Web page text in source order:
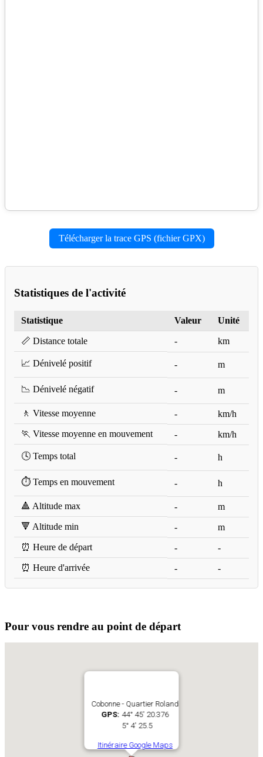
Télécharger la trace GPS (fichier GPX)
Statistiques de l'activité
Statistique Valeur Unité
📏 Distance totale - km
📈 Dénivelé positif - m
📉 Dénivelé négatif - m
🚶 Vitesse moyenne -
km/h
🏃 Vitesse moyenne en mouvement
- km/h
🕓 Temps total - h
⏱️ Temps en mouvement - h
🔺 Altitude max -
m
🔻 Altitude min
-
m
⏰ Heure de départ
-
-
⏰ Heure d'arrivée
- -
Pour vous rendre au point de départ
Cobonne - Quartier Roland
GPS: 44° 45' 20.376
5° 4' 25.5
Itinéraire Google Maps